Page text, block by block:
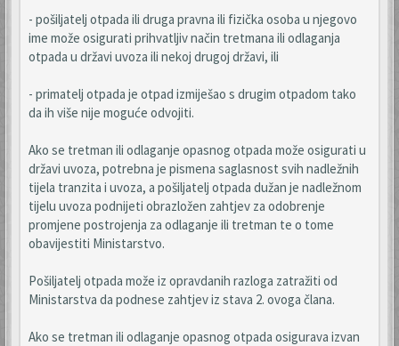
- pošiljatelj otpada ili druga pravna ili fizička osoba u njegovo
ime može osigurati prihvatljiv način tretmana ili odlaganja
otpada u državi uvoza ili nekoj drugoj državi, ili
- primatelj otpada je otpad izmiješao s drugim otpadom tako
da ih više nije moguće odvojiti.
Ako se tretman ili odlaganje opasnog otpada može osigurati u
državi uvoza, potrebna je pismena saglasnost svih nadležnih
tijela tranzita i uvoza, a pošiljatelj otpada dužan je nadležnom
tijelu uvoza podnijeti obrazložen zahtjev za odobrenje
promjene postrojenja za odlaganje ili tretman te o tome
obavijestiti Ministarstvo.
Pošiljatelj otpada može iz opravdanih razloga zatražiti od
Ministarstva da podnese zahtjev iz stava 2. ovoga člana.
Ako se tretman ili odlaganje opasnog otpada osigurava izvan